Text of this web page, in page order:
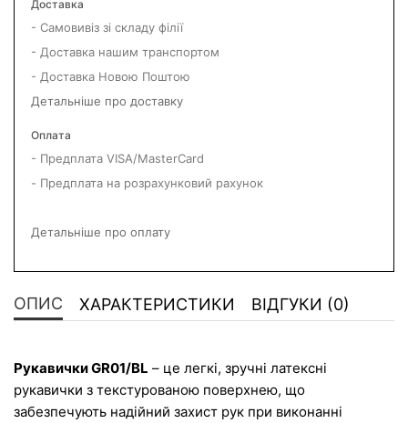
Доставка
- Самовивіз зі складу філії
- Доставка нашим транспортом
- Доставка Новою Поштою
Детальніше про доставку
Оплата
- Предплата VISA/MasterCard
- Предплата на розрахунковий рахунок
Детальніше про оплату
ОПИС ХАРАКТЕРИСТИКИ ВІДГУКИ (0)
Рукавички GR01/BL – це легкі, зручні латексні
рукавички з текстурованою поверхнею, що
забезпечують надійний захист рук при виконанні